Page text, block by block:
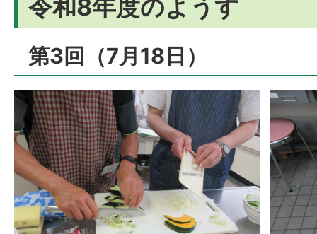
令和8年度のようす
第3回（7月18日）